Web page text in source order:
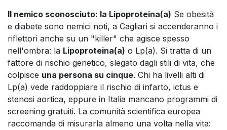
Il nemico sconosciuto: la Lipoproteina(a) Se obesità
e diabete sono nemici noti, a Cagliari si accenderanno i
riflettori anche su un "killer" che agisce spesso
nell'ombra: la Lipoproteina(a) o Lp(a). Si tratta di un
fattore di rischio genetico, slegato dagli stili di vita, che
colpisce una persona su cinque. Chi ha livelli alti di
Lp(a) vede raddoppiare il rischio di infarto, ictus e
stenosi aortica, eppure in Italia mancano programmi di
screening gratuiti. La comunità scientifica europea
raccomanda di misurarla almeno una volta nella vita: